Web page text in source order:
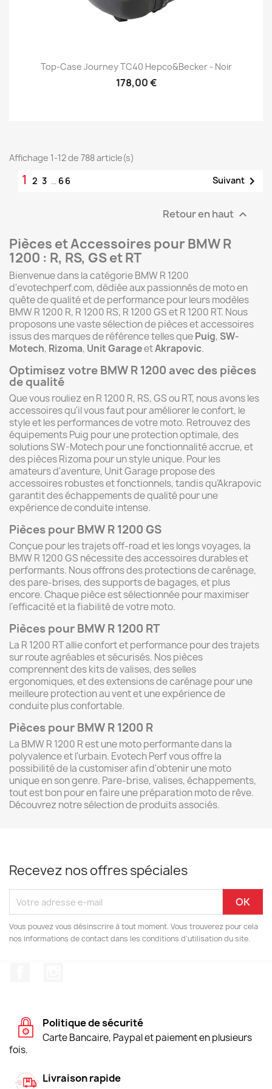
Top-Case Journey TC40 Hepco&Becker - Noir
178,00 €
Affichage 1-12 de 788 article(s)
1 2 3 … 66 Suivant 
Retour en haut 
Pièces et Accessoires pour BMW R
1200 : R, RS, GS et RT
Bienvenue dans la catégorie BMW R 1200
d'evotechperf.com, dédiée aux passionnés de moto en
quête de qualité et de performance pour leurs modèles
BMW R 1200 R, R 1200 RS, R 1200 GS et R 1200 RT. Nous
proposons une vaste sélection de pièces et accessoires
issus des marques de référence telles quePuig,SW-
Motech, Rizoma, Unit GarageetAkrapovic.
Optimisez votre BMW R 1200 avec des pièces
de qualité
Que vous rouliez en R 1200 R, RS, GS ou RT, nous avons les
accessoires qu'il vous faut pour améliorer le confort, le
style et les performances de votre moto. Retrouvez des
équipements Puig pour une protection optimale, des
solutions SW-Motech pour une fonctionnalité accrue, et
des pièces Rizoma pour un style unique. Pour les
amateurs d'aventure, Unit Garage propose des
accessoires robustes et fonctionnels, tandis qu’Akrapovic
garantit des échappements de qualité pour une
expérience de conduite intense.
Pièces pour BMW R 1200 GS
Conçue pour les trajets off-road et les longs voyages, la
BMW R 1200 GS nécessite des accessoires durables et
performants. Nous offrons des protections de carénage,
des pare-brises, des supports de bagages, et plus
encore. Chaque pièce est sélectionnée pour maximiser
l’efficacité et la fiabilité de votre moto.
Pièces pour BMW R 1200 RT
La R 1200 RT allie confort et performance pour des trajets
sur route agréables et sécurisés. Nos pièces
comprennent des kits de valises, des selles
ergonomiques, et des extensions de carénage pour une
meilleure protection au vent et une expérience de
conduite plus confortable.
Pièces pour BMW R 1200 R
La BMW R 1200 R est une moto performante dans la
polyvalence et l'urbain. Evotech Perf vous offre la
possibilité de la customiser afin d'obtenir une moto
unique en son genre. Pare-brise, valises, échappements,
tout est bon pour en faire une préparation moto de rêve.
Découvrez notre sélection de produits associés.
Recevez nos offres spéciales
Vous pouvez vous désinscrire à tout moment. Vous trouverez pour cela
nos informations de contact dans les conditions d'utilisation du site.
Politique de sécurité
Carte Bancaire, Paypal et paiement en plusieurs
fois.
Livraison rapide